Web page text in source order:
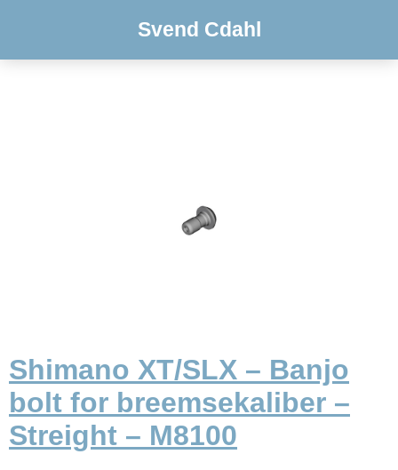
Svend Cdahl
Shimano XT/SLX – Banjo
bolt for breemsekaliber –
Streight – M8100